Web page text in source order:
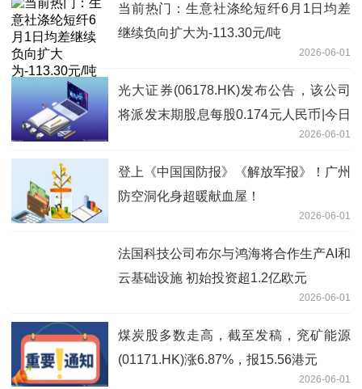
当前热门：生意社涤纶短纤6月1日均差
继续负向扩大为-113.30元/吨
2026-06-01
光大证券(06178.HK)发布公告，该公司
将派发末期股息每股0.174元人民币|今日
2026-06-01
登上《中国国防报》《解放军报》！广州
防空洞化身超暖献血屋！
2026-06-01
法国科技公司布尔与鸿海将合作生产AI和
云基础设施 初始投资超1.2亿欧元
2026-06-01
煤炭股多数走高，截至发稿，兖矿能源
(01171.HK)涨6.87%，报15.56港元
2026-06-01